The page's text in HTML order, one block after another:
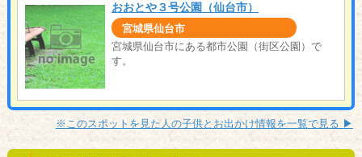
おおとや３号公園（仙台市）
宮城県仙台市
宮城県仙台市にある都市公園（街区公園）で
す。
※このスポットを見た人の子供とお出かけ情報を一覧で見る ▶︎